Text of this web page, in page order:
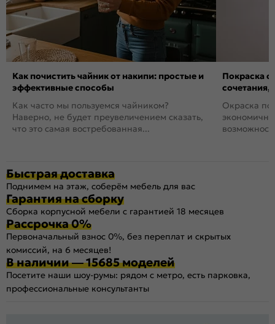
Как почистить чайник от накипи: простые и
эффективные способы
Как часто мы пользуемся чайником?
Наверно, не будет преувеличением сказать,
что это самая востребованная...
Покраска
сочетания,
Окраска
Быстрая доставка
Поднимем на этаж, соберём мебель для вас
Гарантия на сборку
Сборка корпусной мебели с гарантией 18 месяцев
Рассрочка 0%
Первоначальный взнос 0%, без переплат и скрытых
комиссий, на 6 месяцев!
В наличии — 15685 моделей
Посетите наши шоу-румы: рядом с метро, есть парковка,
профессиональные консультанты